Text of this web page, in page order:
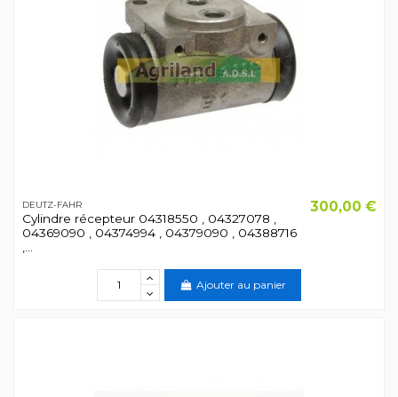
DEUTZ-FAHR
Cylindre récepteur 04318550 , 04327078 ,
04369090 , 04374994 , 04379090 , 04388716
,...
300,00 €
Ajouter au panier